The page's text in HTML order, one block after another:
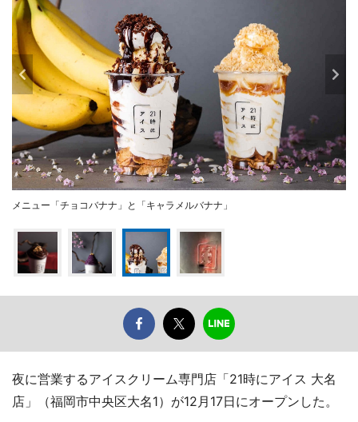
メニュー「チョコバナナ」と「キャラメルバナナ」
夜に営業するアイスクリーム専門店「21時にアイス 大名
店」（福岡市中央区大名1）が12月17日にオープンした。